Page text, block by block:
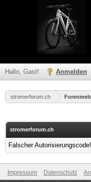
Hallo, Gast! Anmelden
stromerforum.ch
stromerforum.ch
Falscher
Impressum Datenschutz